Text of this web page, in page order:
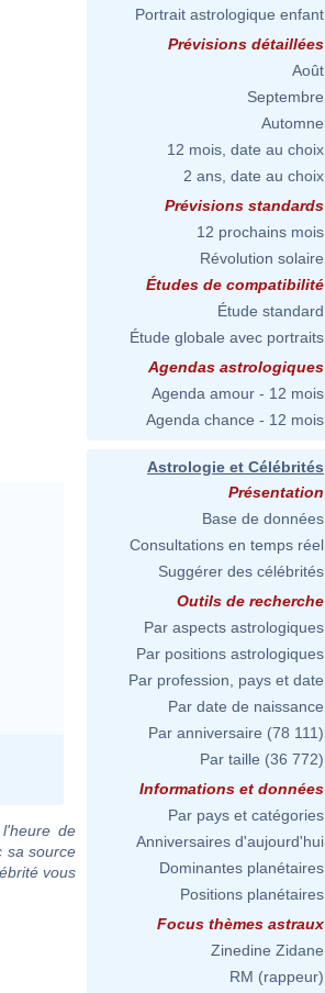
de
sa source
vous
Portrait astrologique enfant
Prévisions détaillées
Août
Septembre
Automne
12 mois, date au choix
2 ans, date au choix
Prévisions standards
12 prochains mois
Révolution solaire
Études de compatibilité
Étude standard
Étude globale avec portraits
Agendas astrologiques
Agenda amour - 12 mois
Agenda chance - 12 mois
Astrologie et Célébrités
Présentation
Base de données
Consultations en temps réel
Suggérer des célébrités
Outils de recherche
Par aspects astrologiques
Par positions astrologiques
Par profession, pays et date
Par date de naissance
Par anniversaire (78 111)
Par taille (36 772)
Informations et données
Par pays et catégories
Anniversaires d'aujourd'hui
Dominantes planétaires
Positions planétaires
Focus thèmes astraux
Zinedine Zidane
RM (rappeur)